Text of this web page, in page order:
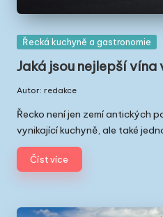
c
k
u
Posted
Řecká kuchyně a gastronomie
Jaká jsou nejlepší vína
Posted
by
Autor: redakce
Řecko není jen zemí antických
vynikající kuchyně, ale také
Číst více